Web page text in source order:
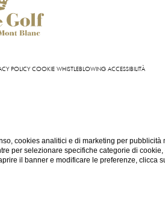
POLICY COOKIE WHISTLEBLOWING ACCESSIBILITÀ
cookies analitici e di marketing per
per selezionare specifiche categorie di
il banner e modificare le preferenze, clicca